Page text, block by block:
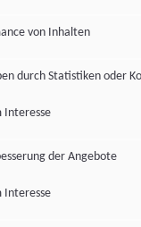
von Inhalten
durch Statistiken oder
Interesse
der Angebote
Interesse